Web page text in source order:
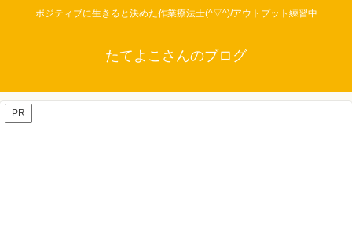
ポジティブに生きると決めた作業療法士(^▽^)/アウトプット練習中
たてよこさんのブログ
PR